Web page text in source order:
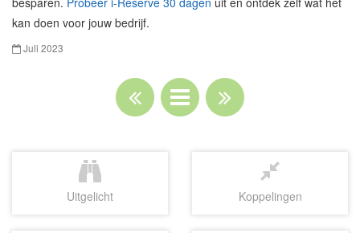
kan doen voor jouw bedrijf.
Juli 2023
Uitgelicht Koppelingen